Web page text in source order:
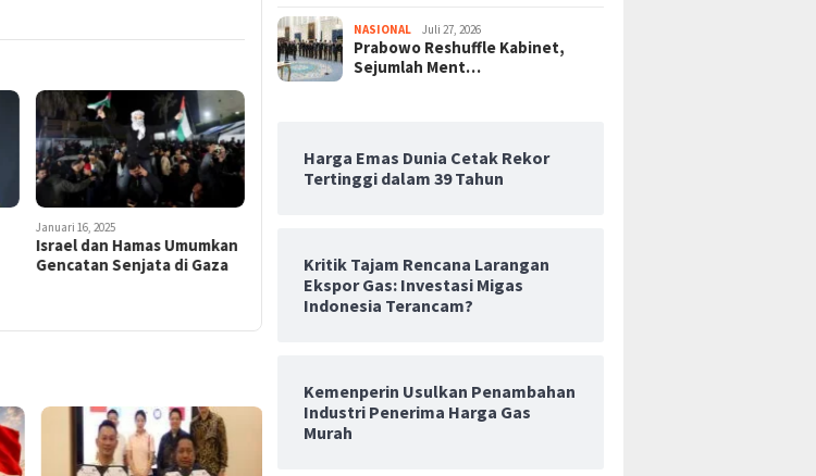
Januari 16, 2025
Israel dan Hamas Umumkan
Gencatan Senjata di Gaza
NASIONAL Juli 27, 2026
Prabowo Reshuffle Kabinet,
Sejumlah Ment…
Harga Emas Dunia Cetak Rekor
Tertinggi dalam 39 Tahun
Kritik Tajam Rencana Larangan
Ekspor Gas: Investasi Migas
Indonesia Terancam?
Kemenperin Usulkan Penambahan
Industri Penerima Harga Gas
Murah